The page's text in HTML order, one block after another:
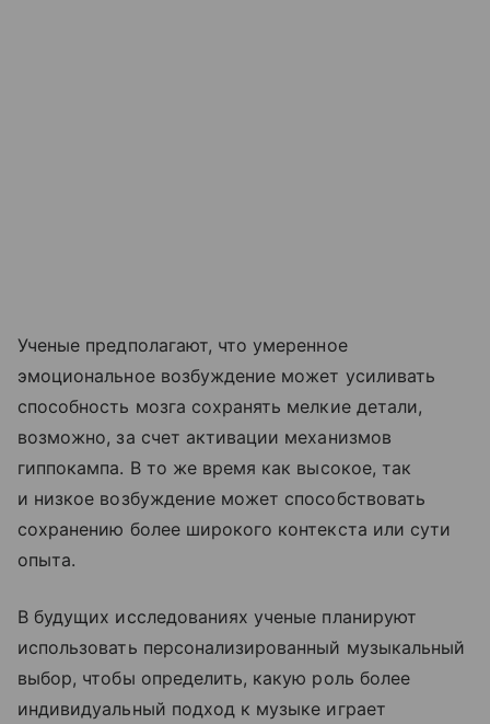
Ученые предполагают, что умеренное
эмоциональное возбуждение может усиливать
способность мозга сохранять мелкие детали,
возможно, за счет активации механизмов
гиппокампа. В то же время как высокое, так
и низкое возбуждение может способствовать
сохранению более широкого контекста или сути
опыта.
В будущих исследованиях ученые планируют
использовать персонализированный музыкальный
выбор, чтобы определить, какую роль более
индивидуальный подход к музыке играет